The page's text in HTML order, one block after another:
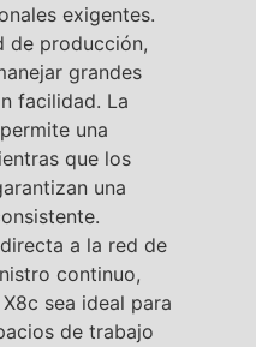
exigentes.
de producción,
grandes
facilidad. La
una
que los
una
a la red de
continuo,
sea ideal para
de trabajo